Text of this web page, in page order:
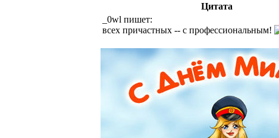
Цитата
_0wl пишет:
всех причастных -- с профессиональным!